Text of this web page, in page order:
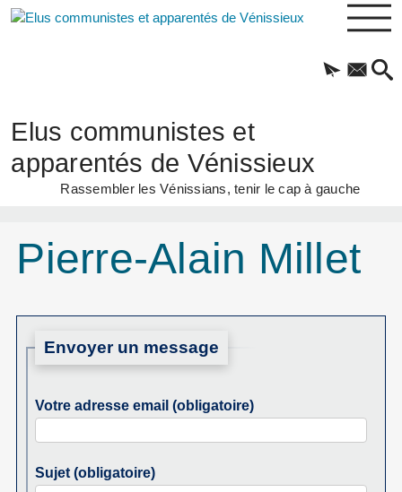
Elus communistes et
apparentés de Vénissieux
Rassembler les Vénissians, tenir le cap à gauche
Pierre-Alain Millet
Envoyer un message
Votre adresse email (obligatoire)
Sujet (obligatoire)